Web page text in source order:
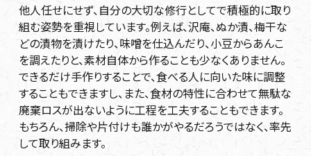
他人任せにせず、自分の大切な修行としてで積極的に取り
組む姿勢を重視しています。例えば、沢庵、ぬか漬、梅干な
どの漬物を漬けたり、味噌を仕込んだり、小豆からあんこ
を調えたりと、素材自体から作ることも少なくありません。
できるだけ手作りすることで、食べる人に向いた味に調整
することもできますし、また、食材の特性に合わせて無駄な
廃棄ロスが出ないように工程を工夫することもできます。
もちろん、掃除や片付けも誰かがやるだろうではなく、率先
して取り組みます。